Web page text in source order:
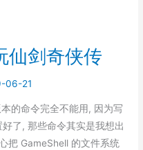
仙剑奇侠传
06-21
的命令完全不能用, 因为写
了, 那些命令其实是我想出
把 GameShell 的文件系统